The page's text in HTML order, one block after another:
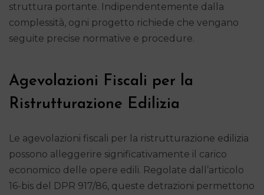
struttura portante. Indipendentemente dalla
complessità, ogni progetto richiede che vengano
seguite precise normative e procedure.
Agevolazioni Fiscali per la
Ristrutturazione Edilizia
Le agevolazioni fiscali per la ristrutturazione edilizia
possono alleggerire significativamente il carico
economico delle opere edili. Regolate dall’articolo
16-bis del DPR 917/86, queste detrazioni permettono